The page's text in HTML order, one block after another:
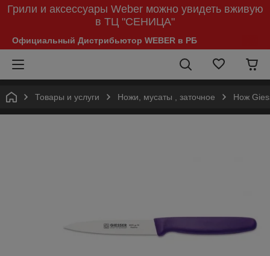
Грили и аксессуары Weber можно увидеть вживую
в ТЦ "СЕНИЦА"
Официальный Дистрибьютор WEBER в РБ
Товары и услуги Ножи, мусаты , заточное Нож